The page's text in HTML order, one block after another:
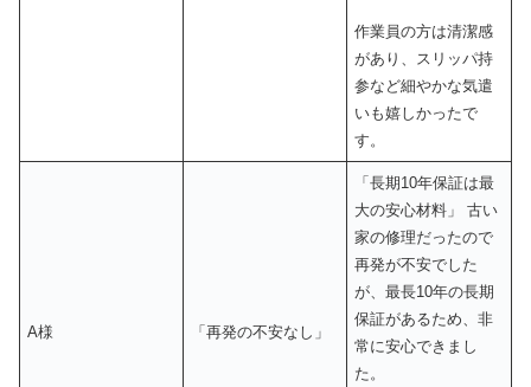
作業員の方は清潔感
があり、スリッパ持
参など細やかな気遣
いも嬉しかったで
す。
A様 「再発の不安なし」
「長期10年保証は最
大の安心材料」 古い
家の修理だったので
再発が不安でした
が、最長10年の長期
保証があるため、非
常に安心できまし
た。